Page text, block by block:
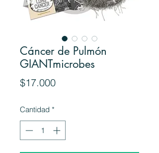
Cáncer de Pulmón
GIANTmicrobes
$17.000Precio
Cantidad *